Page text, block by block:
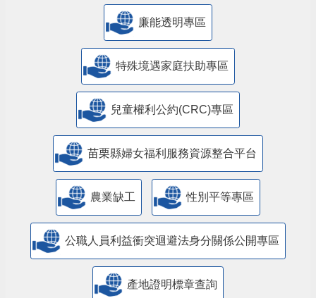
廉能透明專區
特殊境遇家庭扶助專區
兒童權利公約(CRC)專區
苗栗縣婦女福利服務資源整合平台
農業缺工 性別平等專區
公職人員利益衝突迴避法身分關係公開專區
產地證明標章查詢